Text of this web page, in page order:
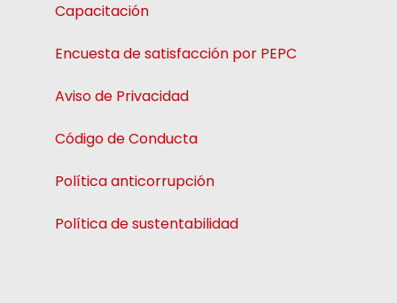
Capacitación
Encuesta de satisfacción por PEPC
Aviso de Privacidad
Código de Conducta
Política anticorrupción
Política de sustentabilidad